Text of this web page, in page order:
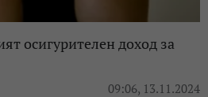
осигурителен доход за
09:06, 13.11.2024